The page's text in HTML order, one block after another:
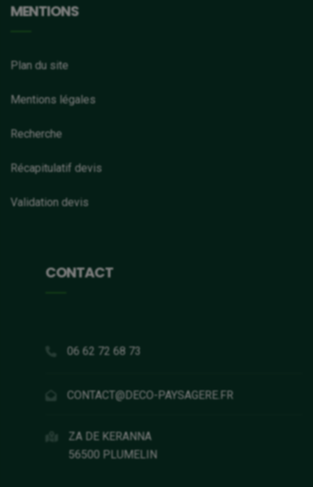
MENTIONS
Plan du site
Mentions légales
Recherche
Récapitulatif devis
Validation devis
CONTACT
06 62 72 68 73
CONTACT@DECO-PAYSAGERE.FR
ZA DE KERANNA
56500 PLUMELIN